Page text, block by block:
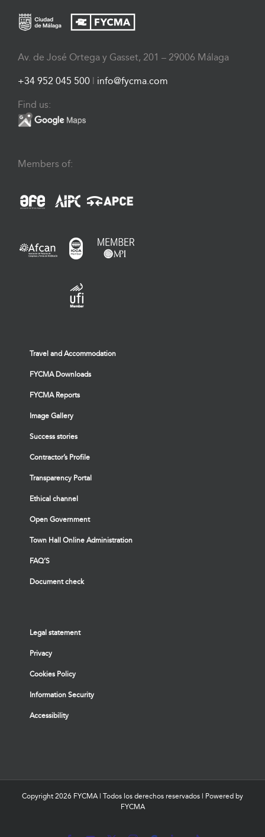
Av. de José Ortega y Gasset, 201 – 29006 Málaga
+34 952 045 500 | info@fycma.com
Find us:
Members of:
Travel and Accommodation
FYCMA Downloads
FYCMA Reports
Image Gallery
Success stories
Contractor’s Profile
Transparency Portal
Ethical channel
Open Government
Town Hall Online Administration
FAQ’S
Document check
Legal statement
Privacy
Cookies Policy
Information Security
Accessibility
Copyright 2026 FYCMA | Todos los derechos reservados | Powered by
FYCMA